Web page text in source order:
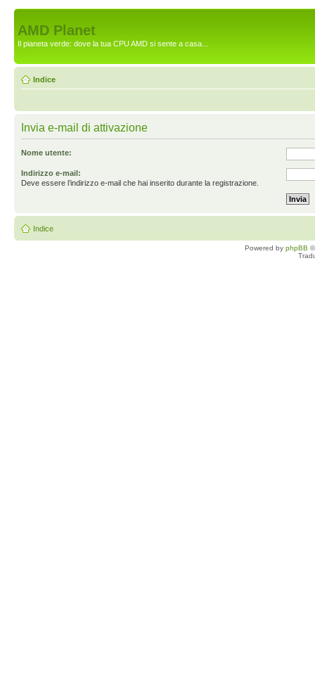
AMD Planet
Il pianeta verde: dove la tua CPU AMD si sente a casa...
Indice
Invia e-mail di attivazione
Nome utente:
Indirizzo e-mail:
Deve essere l’indirizzo e-mail che hai inserito durante la registrazione.
Indice
Powered by phpBB